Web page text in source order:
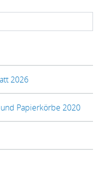
2026
Papierkörbe 2020